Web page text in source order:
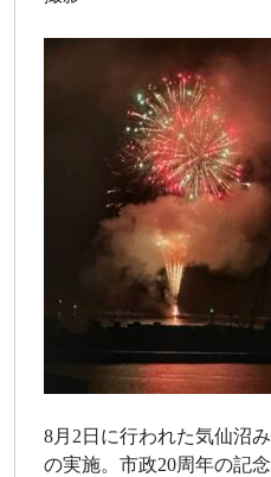
8月2日に行われた気仙沼
の実施。市政20周年の記